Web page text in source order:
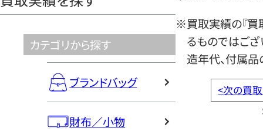
カテゴリから探す
ブランドバッグ
財布／小物
※買取実績の『買
るものではござ
造年代、付属品
<次の買